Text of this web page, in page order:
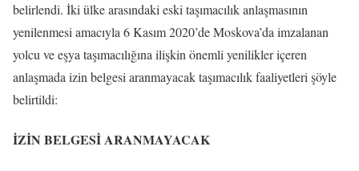
belirlendi. İki ülke arasındaki eski taşımacılık anlaşmasının
yenilenmesi amacıyla 6 Kasım 2020’de Moskova’da imzalanan
yolcu ve eşya taşımacılığına ilişkin önemli yenilikler içeren
anlaşmada izin belgesi aranmayacak taşımacılık faaliyetleri şöyle
belirtildi:
İZİN BELGESİ ARANMAYACAK